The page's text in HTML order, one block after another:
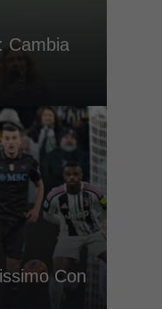
Cambia
Con